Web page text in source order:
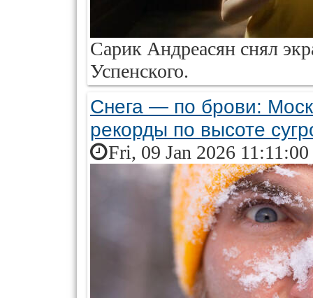
Сарик Андреасян снял
Успенского.
Снега — по брови:
рекорды по высоте
Fri, 09 Jan 2026